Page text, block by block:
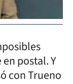
postal. Y
con Trueno